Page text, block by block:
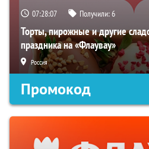
07:28:06 Получили:6
Торты, пирожные и другие
праздника на «Флаувау»
Россия
Промокод